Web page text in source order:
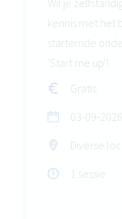
Wil je
kennis met het
starternde
'Start me up'!
Gratis
03-09-2026
Diverse
1 sessie